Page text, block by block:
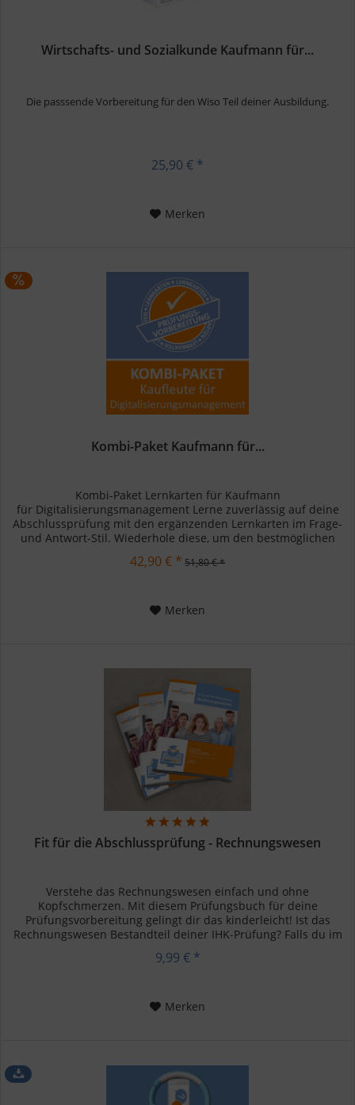
Wirtschafts- und Sozialkunde Kaufmann für...
Die passsende Vorbereitung für den Wiso Teil deiner Ausbildung.
25,90 € *
Merken
Kombi-Paket Kaufmann für...
Kombi-Paket Lernkarten für Kaufmann
für Digitalisierungsmanagement Lerne zuverlässig auf deine
Abschlussprüfung mit den ergänzenden Lernkarten im Frage-
und Antwort-Stil. Wiederhole diese, um den bestmöglichen
Lerneffekt zu erzielen und...
42,90 € * 51,80 € *
Merken
Fit für die Abschlussprüfung - Rechnungswesen
Verstehe das Rechnungswesen einfach und ohne
Kopfschmerzen. Mit diesem Prüfungsbuch für deine
Prüfungsvorbereitung gelingt dir das kinderleicht! Ist das
Rechnungswesen Bestandteil deiner IHK-Prüfung? Falls du im
kaufmännischen Bereich,...
9,99 € *
Merken